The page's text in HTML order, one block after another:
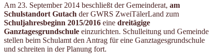
Am 23. September 2014 beschließt der Gemeinderat, am
Schulstandort Gutach der GWRS ZweiTälerLand zum
Schuljahresbeginn 2015/2016 eine dreitägige
Ganztagesgrundschule einzurichten. Schulleitung und Gemeinde
stellen beim Schulamt den Antrag für eine Ganztagesgrundschule
und schreiten in der Planung fort.